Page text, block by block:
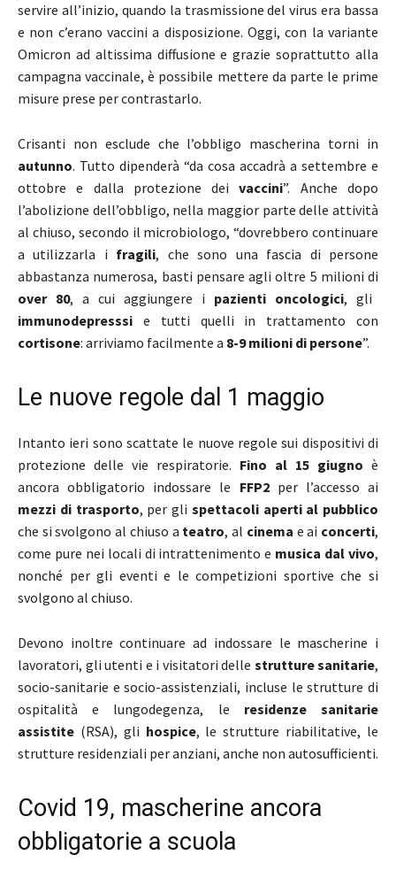
servire all’inizio, quando la trasmissione del virus era bassa
e non c’erano vaccini a disposizione. Oggi, con la variante
Omicron ad altissima diffusione e grazie soprattutto alla
campagna vaccinale, è possibile mettere da parte le prime
misure prese per contrastarlo.
Crisanti non esclude che l’obbligo mascherina torni in
autunno. Tutto dipenderà “da cosa accadrà a settembre e
ottobre e dalla protezione dei vaccini”. Anche dopo
l’abolizione dell’obbligo, nella maggior parte delle attività
al chiuso, secondo il microbiologo, “dovrebbero continuare
a utilizzarla i fragili, che sono una fascia di persone
abbastanza numerosa, basti pensare agli oltre 5 milioni di
over 80, a cui aggiungere i pazienti oncologici, gli
immunodepresssi e tutti quelli in trattamento con
cortisone: arriviamo facilmente a 8-9 milioni di persone”.
Le nuove regole dal 1 maggio
Intanto ieri sono scattate le nuove regole sui dispositivi di
protezione delle vie respiratorie. Fino al 15 giugno è
ancora obbligatorio indossare le FFP2 per l’accesso ai
mezzi di trasporto, per gli spettacoli aperti al pubblico
che si svolgono al chiuso a teatro, al cinema e ai concerti,
come pure nei locali di intrattenimento e musica dal vivo,
nonché per gli eventi e le competizioni sportive che si
svolgono al chiuso.
Devono inoltre continuare ad indossare le mascherine i
lavoratori, gli utenti e i visitatori delle strutture sanitarie,
socio-sanitarie e socio-assistenziali, incluse le strutture di
ospitalità e lungodegenza, le residenze sanitarie
assistite (RSA), gli hospice, le strutture riabilitative, le
strutture residenziali per anziani, anche non autosufficienti.
Covid 19, mascherine ancora
obbligatorie a scuola